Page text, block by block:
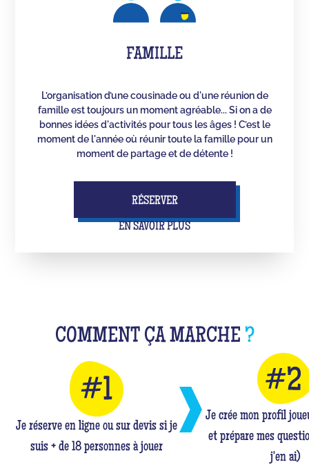
FAMILLE
L’organisation d’une cousinade ou d'une réunion de
famille est toujours un moment agréable... Si on a de
bonnes idées d'activités pour tous les âges ! C’est le
moment de l'année où réunir toute la famille pour un
moment de partage et de détente !
RÉSERVER
EN SAVOIR PLUS
COMMENT ÇA MARCHE ?
Je réserve en ligne ou sur devis si je
suis + de 18 personnes à jouer
Je crée mon profil
et prépare mes
j'en ai)